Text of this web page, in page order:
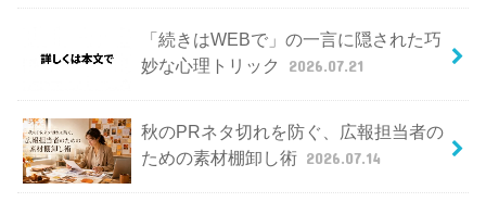
「続きはWEBで」の一言に隠された巧
妙な心理トリック
2026.07.21
秋のPRネタ切れを防ぐ、広報担当者の
ための素材棚卸し術 2026.07.14